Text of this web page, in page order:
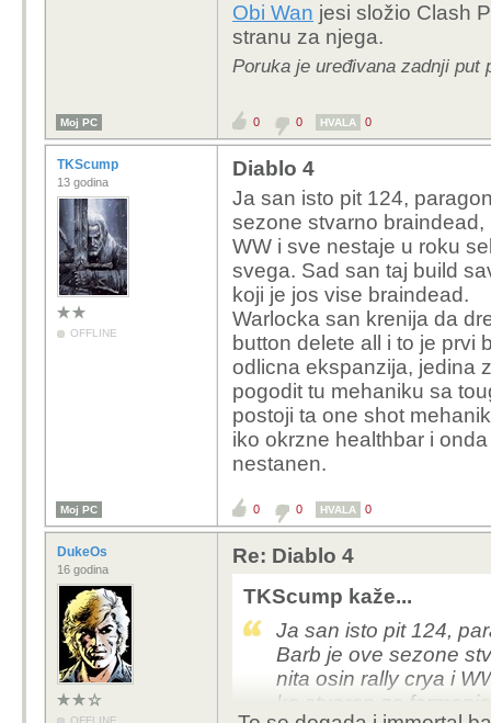
Obi Wan jesi složio Clash
stranu za njega.
Poruka je uređivana zadnji put
Moj PC 0 0 HVALA 0
TKScump
13 godina
OFFLINE
Diablo 4
Ja san isto pit 124,
sezone stvarno
WW i sve nestaje u roku
svega. Sad san taj build
koji je jos vise braindead.
Warlocka san krenija da
button delete all i to je prvi
odlicna ekspanzija, jedina
pogodit tu mehaniku sa
postoji ta one shot
iko okrzne healthbar i
nestanen.
Moj PC 0 0 HVALA 0
DukeOs
16 godina
OFFLINE
Re: Diablo 4
TKScump kaže...
Ja san isto pit 124,
Barb je ove sezone
nita osin rally crya i
ko stvoren za